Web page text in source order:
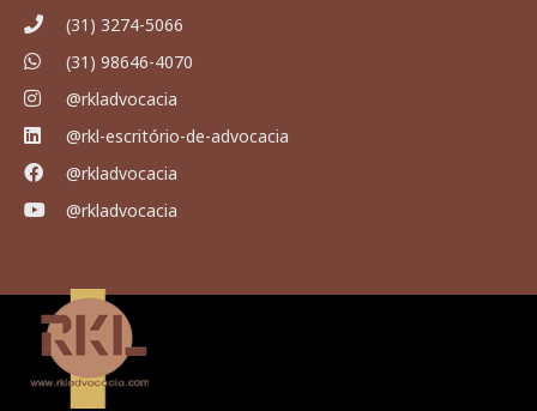
(31) 3274-5066
(31) 98646-4070
@rkladvocacia
@rkl-escritório-de-advocacia
@rkladvocacia
@rkladvocacia